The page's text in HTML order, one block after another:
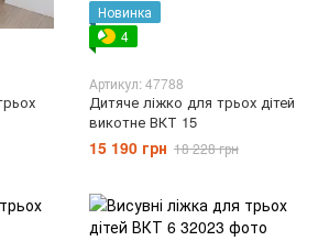
Новинка
4
Артикул: 47788
Дитяче ліжко для трьох дітей
викотне ВКТ 15
15 190 грн 18 228 грн